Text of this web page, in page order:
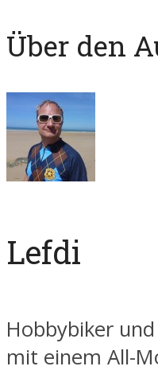
Über den
Lefdi
Hobbybiker
mit einem All-